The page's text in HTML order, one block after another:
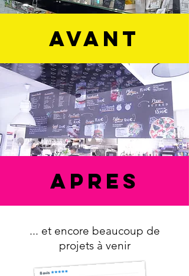
avant
apres
... et encore beaucoup de
projets à venir